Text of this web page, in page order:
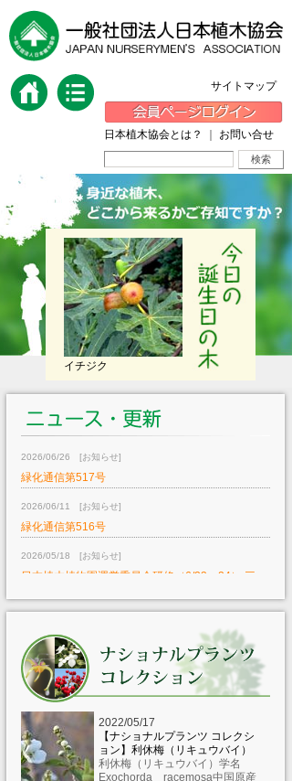
サイトマップ
日本植木協会とは？ お問い合せ
イチジク
2026/06/26 [お知らせ]
緑化通信第517号
2026/06/11 [お知らせ]
緑化通信第516号
2026/05/18 [お知らせ]
日本植木植物園運営委員会研修（6/23～24） 三
重・愛知方面 圃場視察および東山動植物園植栽ガ
2026/05/07 [お知らせ]
「みどりの感謝祭 高尾599ミュージアム」にて緑
育出前授業の一貫として参加
2026/04/27 [お知らせ]
令和８年度環境緑化樹木識別検定試験の
開催のお知らせ（締切）
2022/05/17
【ナショナルプランツ コレクシ
ョン】利休梅（リキュウバイ）
利休梅（リキュウバイ）学名
Exochorda racemosa中国原産